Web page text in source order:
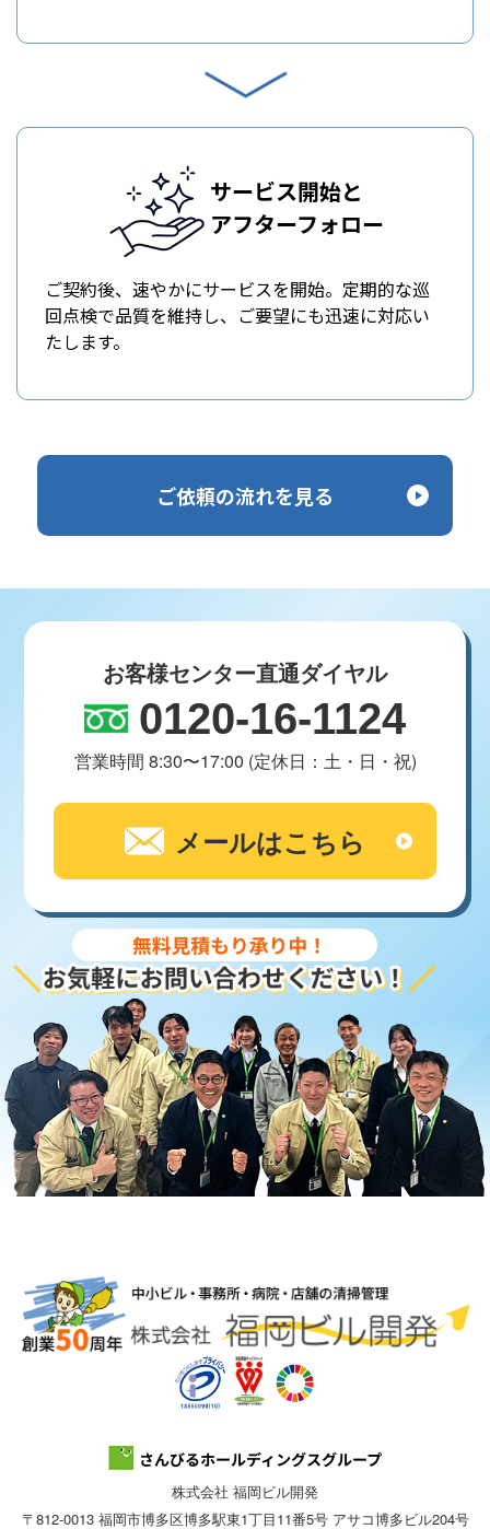
サービス開始と
アフターフォロー
ご契約後、速やかにサービスを開始。定期的な巡
回点検で品質を維持し、ご要望にも迅速に対応い
たします。
ご依頼の流れを見る
お客様センター直通ダイヤル
0120-16-1124
営業時間 8:30〜17:00 (定休日：土・日・祝)
メールはこちら
株式会社 福岡ビル開発
〒812-0013 福岡市博多区博多駅東1丁目11番5号 アサコ博多ビル204号